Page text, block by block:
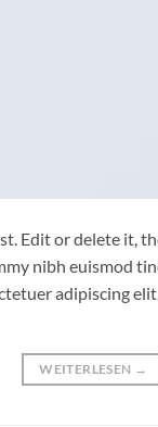
Edit or delete it,
nibh euismod
adipiscing
WEITERLESEN →